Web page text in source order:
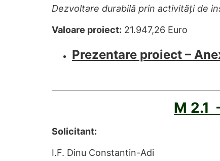
Dezvoltare durabilă prin activități de
Valoare proiect: 21.947,26 Euro
Prezentare proiect –
M 2.1
Solicitant:
I.F. Dinu Constantin-Adi